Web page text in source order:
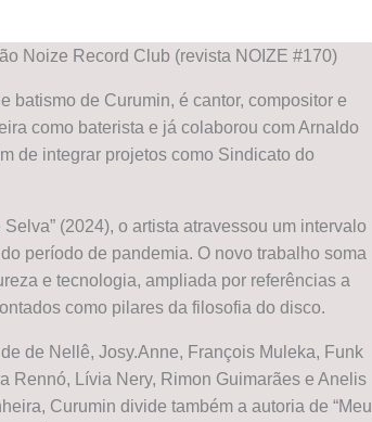
Noize Record Club (revista NOIZE #170)
batismo de Curumin, é cantor, compositor e
como baterista e já colaborou com Arnaldo
de integrar projetos como Sindicato do
Selva” (2024), o artista atravessou um intervalo
período de pandemia. O novo trabalho soma
e tecnologia, ampliada por referências a
como pilares da filosofia do disco.
de Nellê, Josy.Anne, François Muleka, Funk
Rennó, Lívia Nery, Rimon Guimarães e Anelis
Curumin divide também a autoria de “Meu